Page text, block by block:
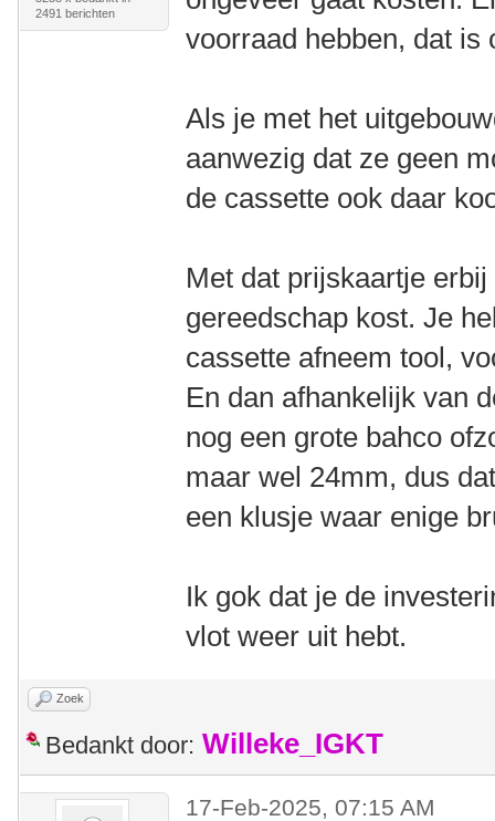
2491 berichten
voorraad hebben, dat is
Als je met het
aanwezig dat ze geen
de cassette ook daar
Met dat prijskaartje
gereedschap kost. Je
cassette afneem tool,
En dan afhankelijk van
nog een grote bahco
maar wel 24mm, dus
een klusje waar enige
Ik gok dat je de
vlot weer uit hebt.
Zoek
Bedankt door: Willeke_IGKT
17-Feb-2025, 07:15 AM